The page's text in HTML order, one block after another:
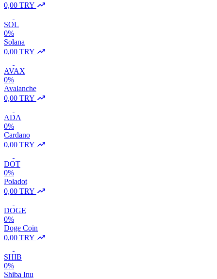
0,00 TRY
SOL
0%
Solana
0,00 TRY
AVAX
0%
Avalanche
0,00 TRY
ADA
0%
Cardano
0,00 TRY
DOT
0%
Poladot
0,00 TRY
DOGE
0%
Doge Coin
0,00 TRY
SHIB
0%
Shiba Inu